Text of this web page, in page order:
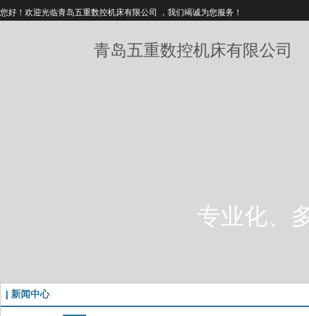
青岛五重数控机床有限公司
您好！欢迎光临青岛五重数控机床有限公司 ，我们竭诚为您服务！
专业化、
新闻中心